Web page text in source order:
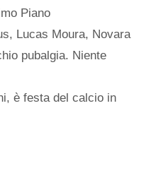
Piano
, Lucas Moura, Novara
pubalgia. Niente
è festa del calcio in